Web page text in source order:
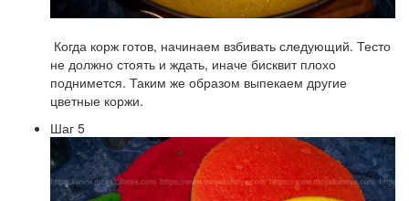
Когда корж готов, начинаем взбивать следующий. Тесто
не должно стоять и ждать, иначе бисквит плохо
поднимется. Таким же образом выпекаем другие
цветные коржи.
Шаг 5